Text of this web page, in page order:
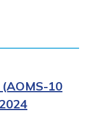
(AOMS-10